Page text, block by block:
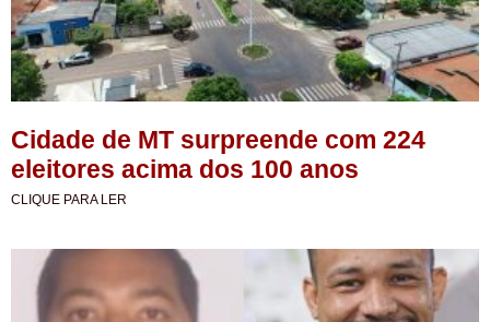
Cidade de MT surpreende com 224
eleitores acima dos 100 anos
CLIQUE PARA LER